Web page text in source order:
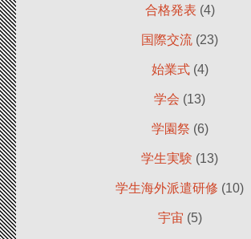
合格発表 (4)
国際交流 (23)
始業式(4)
学会 (13)
学園祭 (6)
学生実験 (13)
学生海外派遣研修 (10)
宇宙 (5)